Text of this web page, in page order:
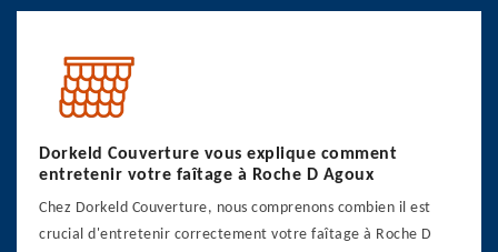
Dorkeld Couverture vous explique comment
entretenir votre faîtage à Roche D Agoux
Chez Dorkeld Couverture, nous comprenons combien il est
crucial d'entretenir correctement votre faîtage à Roche D